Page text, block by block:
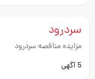
سردرود
مزایده مناقصه سردرود
5 آگهی